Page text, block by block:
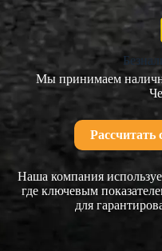
Мы принимаем
Рассчитать
Наша компания
где ключевым
для